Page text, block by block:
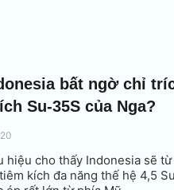
bất ngờ chỉ
Su-35S của Nga?
hiệu cho thấy Indonesia sẽ
kích đa năng thế hệ 4,5